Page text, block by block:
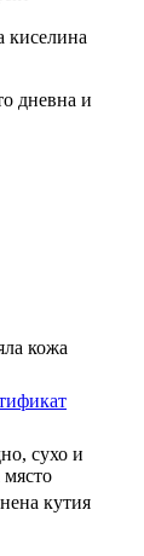
киселина
дневна и
кожа
сухо и
място
кутия